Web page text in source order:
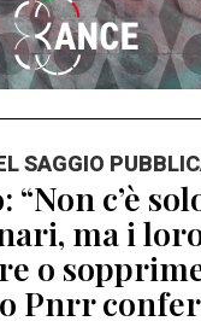
SAGGIO
“Non c’è
ma i
o
Pnrr